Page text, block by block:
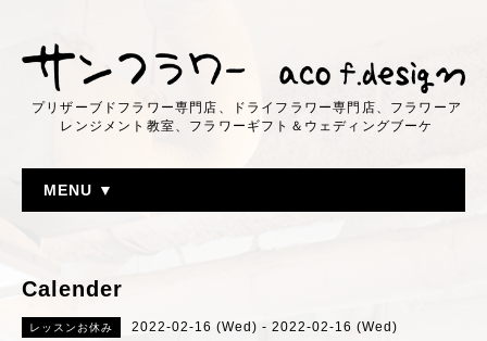
プリザーブドフラワー専門店、ドライフラワー専門店、フラワーア
レンジメント教室、フラワーギフト＆ウェディングブーケ
MENU ▼
Calender
レッスンお休み 2022-02-16 (Wed) - 2022-02-16 (Wed)